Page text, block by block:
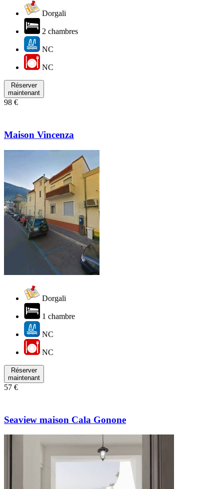
Dorgali
2 chambres
NC
NC
Réserver
maintenant
98 €
Maison Vincenza
Dorgali
1 chambre
NC
NC
Réserver
maintenant
57 €
Seaview maison Cala Gonone